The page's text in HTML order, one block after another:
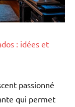
: idées et
passionné
qui permet